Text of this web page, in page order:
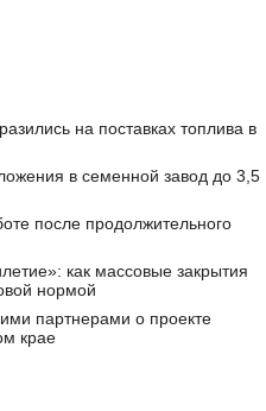
на поставках топлива в
в семенной завод до 3,5
после продолжительного
как массовые закрытия
нормой
партнерами о проекте
крае